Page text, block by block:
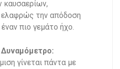
ελαφρώς την απόδοση
πιο γεμάτο ήχο.
γίνεται πάντα με